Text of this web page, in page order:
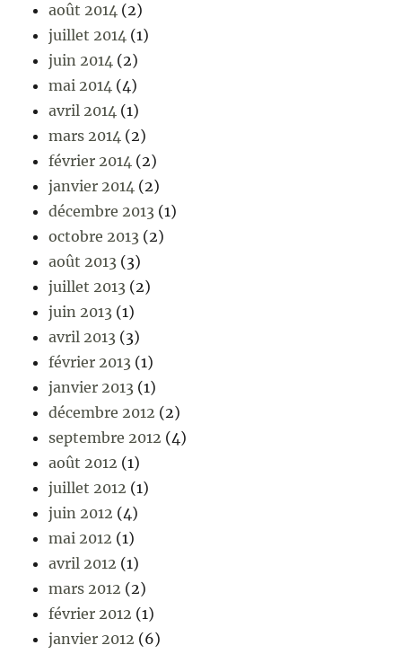
août 2014 (2)
juillet 2014 (1)
juin 2014 (2)
mai 2014 (4)
avril 2014 (1)
mars 2014 (2)
février 2014 (2)
janvier 2014 (2)
décembre 2013 (1)
octobre 2013 (2)
août 2013 (3)
juillet 2013 (2)
juin 2013 (1)
avril 2013 (3)
février 2013 (1)
janvier 2013 (1)
décembre 2012 (2)
septembre 2012 (4)
août 2012 (1)
juillet 2012 (1)
juin 2012 (4)
mai 2012 (1)
avril 2012 (1)
mars 2012 (2)
février 2012 (1)
janvier 2012 (6)